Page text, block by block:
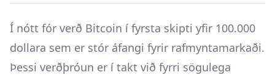
Í nótt fór verð Bitcoin í fyrsta skipti yfir 100.000
dollara sem er stór áfangi fyrir rafmyntamarkaði.
Þessi verðþróun er í takt við fyrri sögulega